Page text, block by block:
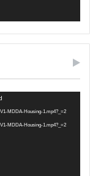
MDDA-Housing-1.mp4?_=2
MDDA-Housing-1.mp4?_=2